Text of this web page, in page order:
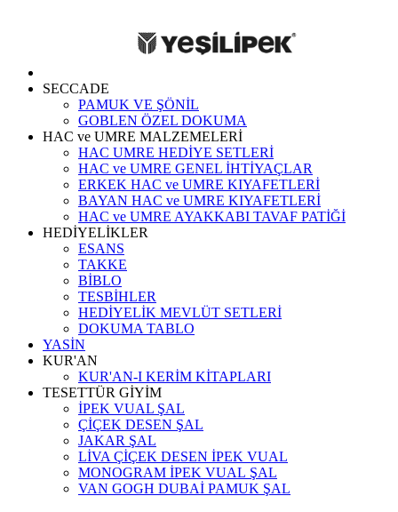
SECCADE
PAMUK VE ŞÖNİL
GOBLEN ÖZEL DOKUMA
HAC ve UMRE MALZEMELERİ
HAC UMRE HEDİYE SETLERİ
HAC ve UMRE GENEL İHTİYAÇLAR
ERKEK HAC ve UMRE KIYAFETLERİ
BAYAN HAC ve UMRE KIYAFETLERİ
HAC ve UMRE AYAKKABI TAVAF PATİĞİ
HEDİYELİKLER
ESANS
TAKKE
BİBLO
TESBİHLER
HEDİYELİK MEVLÜT SETLERİ
DOKUMA TABLO
YASİN
KUR'AN
KUR'AN-I KERİM KİTAPLARI
TESETTÜR GİYİM
İPEK VUAL ŞAL
ÇİÇEK DESEN ŞAL
JAKAR ŞAL
LİVA ÇİÇEK DESEN İPEK VUAL
MONOGRAM İPEK VUAL ŞAL
VAN GOGH DUBAİ PAMUK ŞAL